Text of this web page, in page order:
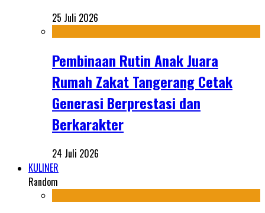
25 Juli 2026
Pembinaan Rutin Anak Juara
Rumah Zakat Tangerang Cetak
Generasi Berprestasi dan
Berkarakter
24 Juli 2026
KULINER
Random